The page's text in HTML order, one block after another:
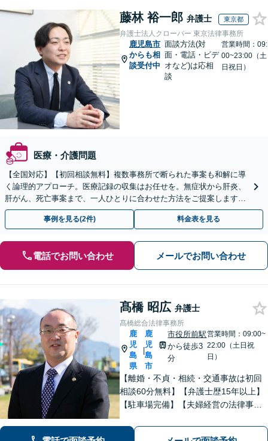
藤林 裕一郎 弁護士 東京都
弁護士法人クローバー 東京法律事務所
鹿児島市
からも相
談受付中
面談方法(対
面・電話・ビデ
オなど)は応相
談
営業時間：09:
00~23:00（土
日祝日）
医療・介護問題
【全国対応】【初回相談無料】複数事務所で断られた事案も和解に導
く論理的アプローチ。医療記録の収集はお任せを。無症状から肝炎、
肝がん、死亡事案まで、一人ひとりに合わせた方法をご提案します。
手続きの負担を減らし、権利を守ります。
事例を見る(2件) 料金表を見る
電話でお問い合わせ メールでお問い合わせ
髙橋 昭広 弁護士
髙橋総合法律事務所
鹿
児
島
県
|
鹿
児
島
市
市役所前駅
から徒歩3
分
営業時間：09:00~
22:00（土日祝
日）
【離婚・不貞・相続・交通事故は初回
相談60分無料】【弁護士歴15年以上】
【駐車場完備】【夫婦経営の法律事務
解決します【離婚問題】最善の解決方